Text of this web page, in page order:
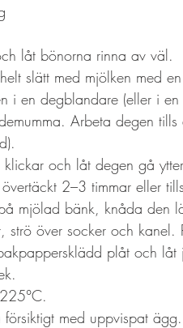
låt bönorna rinna av väl.
slätt med mjölken med
i en degblandare (eller i
Arbeta degen
klickar och låt degen gå
2–3 timmar eller
mjölad bänk, knåda den
strö över socker och
plåt och
försiktigt med uppvispat